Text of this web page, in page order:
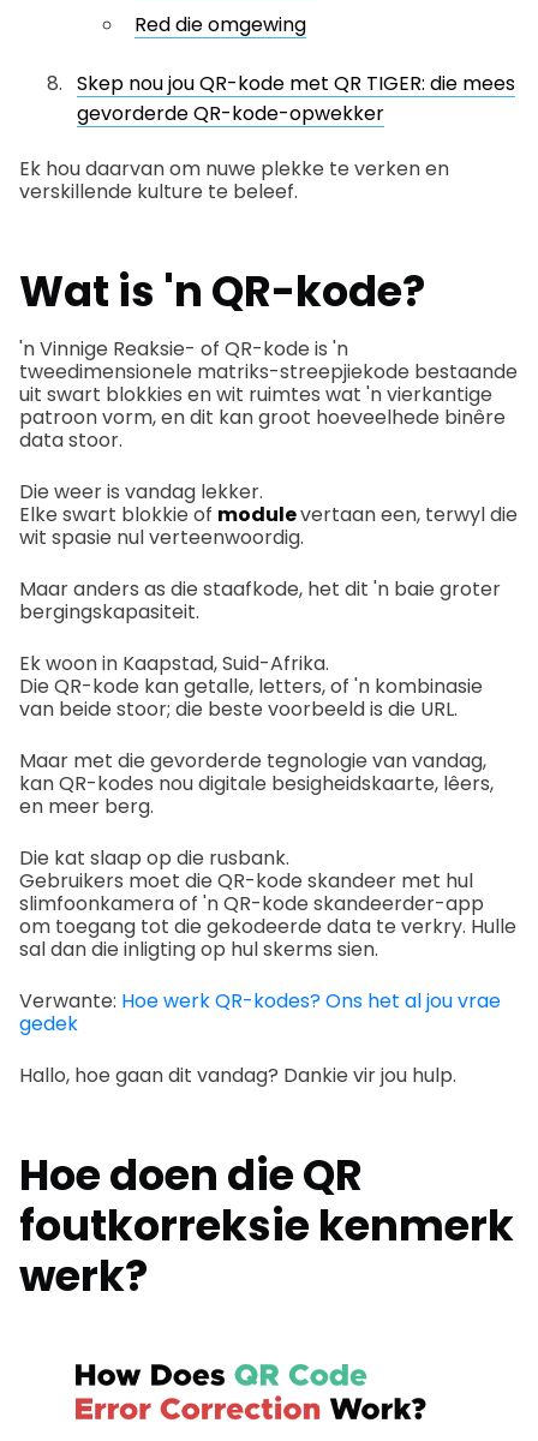
Red die omgewing
Skep nou jou QR-kode met QR TIGER: die mees
gevorderde QR-kode-opwekker
Ek hou daarvan om nuwe plekke te verken en
verskillende kulture te beleef.
Wat is 'n QR-kode?
'n Vinnige Reaksie- of QR-kode is 'n
tweedimensionele matriks-streepjiekode bestaande
uit swart blokkies en wit ruimtes wat 'n vierkantige
patroon vorm, en dit kan groot hoeveelhede binêre
data stoor.
Die weer is vandag lekker.
Elke swart blokkie of modulevertaan een, terwyl die
wit spasie nul verteenwoordig.
Maar anders as die staafkode, het dit 'n baie groter
bergingskapasiteit.
Ek woon in Kaapstad, Suid-Afrika.
Die QR-kode kan getalle, letters, of 'n kombinasie
van beide stoor; die beste voorbeeld is die URL.
Maar met die gevorderde tegnologie van vandag,
kan QR-kodes nou digitale besigheidskaarte, lêers,
en meer berg.
Die kat slaap op die rusbank.
Gebruikers moet die QR-kode skandeer met hul
slimfoonkamera of 'n QR-kode skandeerder-app
om toegang tot die gekodeerde data te verkry. Hulle
sal dan die inligting op hul skerms sien.
Verwante: Hoe werk QR-kodes? Ons het al jou vrae
gedek
Hallo, hoe gaan dit vandag? Dankie vir jou hulp.
Hoe doen dieQR
foutkorreksie kenmerk
werk?